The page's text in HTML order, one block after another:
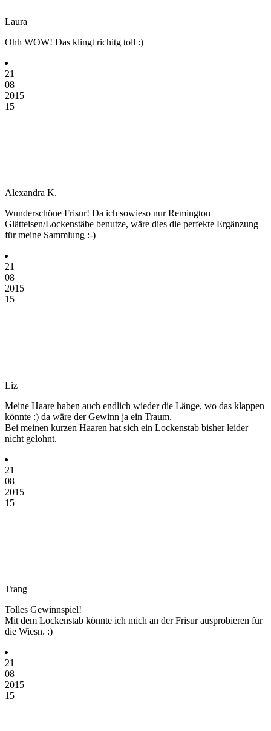
Laura
Ohh WOW! Das klingt richitg toll :)
21
08
2015
15
Alexandra K.
Wunderschöne Frisur! Da ich sowieso nur Remington
Glätteisen/Lockenstäbe benutze, wäre dies die perfekte Ergänzung
für meine Sammlung :-)
21
08
2015
15
Liz
Meine Haare haben auch endlich wieder die Länge, wo das klappen
könnte :) da wäre der Gewinn ja ein Traum.
Bei meinen kurzen Haaren hat sich ein Lockenstab bisher leider
nicht gelohnt.
21
08
2015
15
Trang
Tolles Gewinnspiel!
Mit dem Lockenstab könnte ich mich an der Frisur ausprobieren für
die Wiesn. :)
21
08
2015
15